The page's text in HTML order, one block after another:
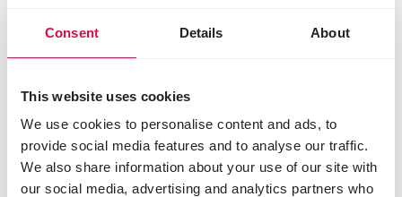
Consent Details About
This website uses cookies
We use cookies to personalise content and ads, to
provide social media features and to analyse our traffic.
We also share information about your use of our site with
our social media, advertising and analytics partners who